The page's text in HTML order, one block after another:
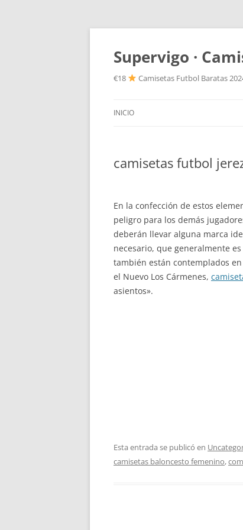
Supervigo ·
€18 Camisetas Futbol Baratas
INICIO
camisetas futbol
En la confección de estos
peligro para los demás
deberán llevar alguna marca
necesario, que generalmente
también están contemplados
el Nuevo Los Cármenes,
asientos».
Esta entrada se publicó en
camisetas baloncesto femenino,